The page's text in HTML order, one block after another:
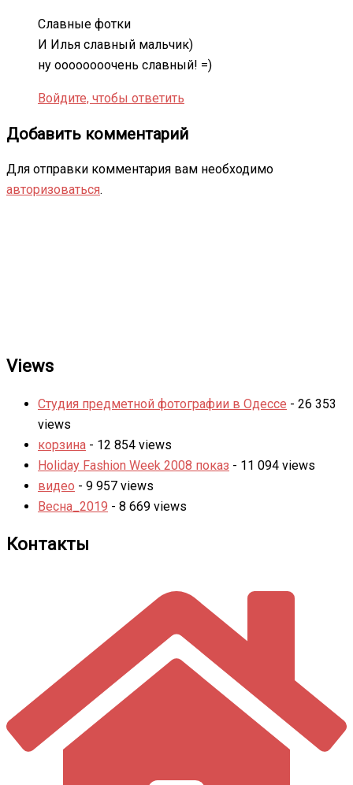
Славные фотки
И Илья славный мальчик)
ну оооооооочень славный! =)
Войдите, чтобы ответить
Добавить комментарий
Для отправки комментария вам необходимо
авторизоваться.
Views
Студия предметной фотографии в Одессе - 26 353
views
корзина - 12 854 views
Holiday Fashion Week 2008 показ - 11 094 views
видео - 9 957 views
Весна_2019 - 8 669 views
Контакты